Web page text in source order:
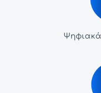
Ψηφιακά